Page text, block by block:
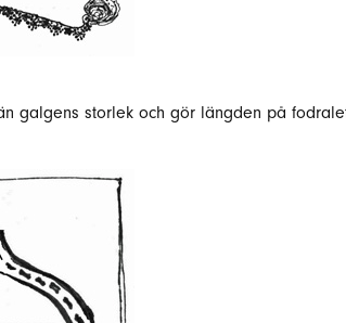
galgens storlek och gör längden på